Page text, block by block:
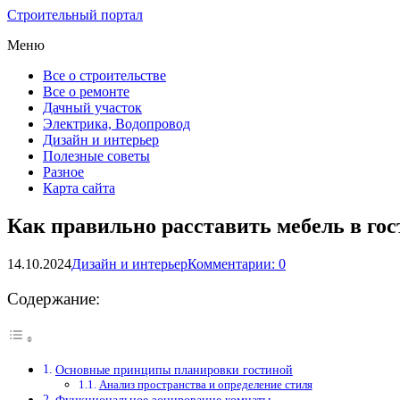
Строительный портал
Меню
Все о строительстве
Все о ремонте
Дачный участок
Электрика, Водопровод
Дизайн и интерьер
Полезные советы
Разное
Карта сайта
Как правильно расставить мебель в
14.10.2024Дизайн и интерьерКомментарии: 0
Содержание:
Основные принципы планировки гостиной
Анализ пространства и определение стиля